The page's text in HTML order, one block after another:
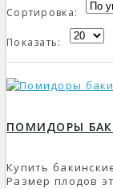
Сортировка:
Показать:
ПОМИДОРЫ
Купить
Размер плодов